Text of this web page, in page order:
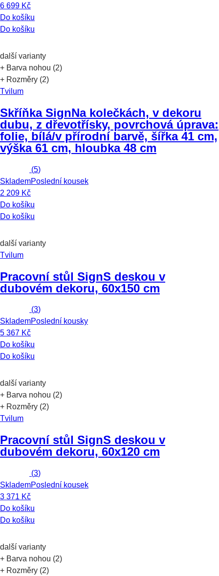
6 699 Kč
Do košíku
Do košíku
další varianty
+ Barva nohou (2)
+ Rozměry (2)
Tvilum
Skříňka SignNa kolečkách, v dekoru
dubu, z dřevotřísky, povrchová úprava:
folie, bílá/v přírodní barvě, šířka 41 cm,
výška 61 cm, hloubka 48 cm
(5)
SklademPoslední kousek
2 209 Kč
Do košíku
Do košíku
další varianty
Tvilum
Pracovní stůl SignS deskou v
dubovém dekoru, 60x150 cm
(3)
SklademPoslední kousky
5 367 Kč
Do košíku
Do košíku
další varianty
+ Barva nohou (2)
+ Rozměry (2)
Tvilum
Pracovní stůl SignS deskou v
dubovém dekoru, 60x120 cm
(3)
SklademPoslední kousek
3 371 Kč
Do košíku
Do košíku
další varianty
+ Barva nohou (2)
+ Rozměry (2)